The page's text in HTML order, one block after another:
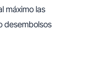
máximo las
desembolsos